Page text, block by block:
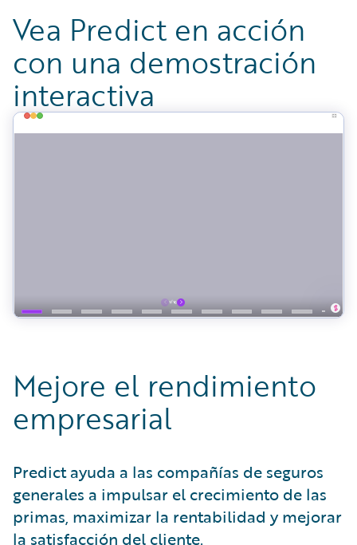
Vea Predict en acción
con una demostración
interactiva
Mejore el rendimiento
empresarial
Predict ayuda a las compañías de seguros
generales a impulsar el crecimiento de las
primas, maximizar la rentabilidad y mejorar
la satisfacción del cliente.